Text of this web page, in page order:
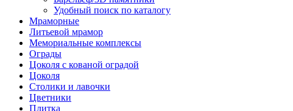
Удобный поиск по каталогу
Мраморные
Литьевой мрамор
Мемориальные комплексы
Ограды
Цоколя с кованой оградой
Цоколя
Столики и лавочки
Цветники
Плитка